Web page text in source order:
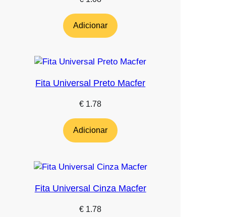
Adicionar
Fita Universal Preto Macfer
€ 1.78
Adicionar
Fita Universal Cinza Macfer
€ 1.78